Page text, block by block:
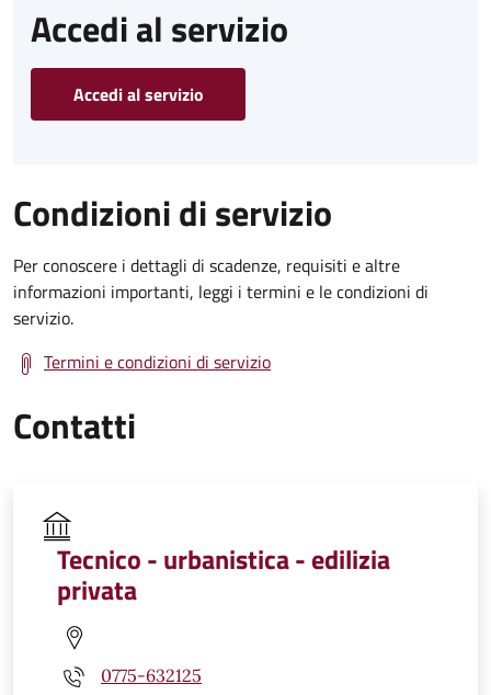
Accedi al servizio
Accedi al servizio
Condizioni di servizio
Per conoscere i dettagli di scadenze, requisiti e altre
informazioni importanti, leggi i termini e le condizioni di
servizio.
Termini e condizioni di servizio
Contatti
Tecnico - urbanistica - edilizia
privata
0775-632125